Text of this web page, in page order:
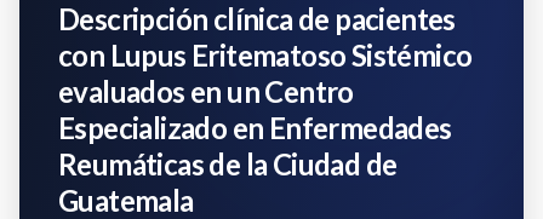
Descripción clínica de pacientes
con Lupus Eritematoso Sistémico
evaluados en un Centro
Especializado en Enfermedades
Reumáticas de la Ciudad de
Guatemala